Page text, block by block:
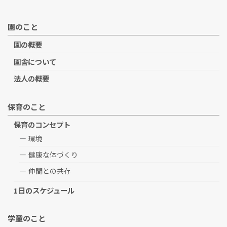
園のこと
園の概要
園舎について
法人の概要
保育のこと
保育のコンセプト
環境
健康な体づくり
仲間との共存
1日のスケジュール
学童のこと